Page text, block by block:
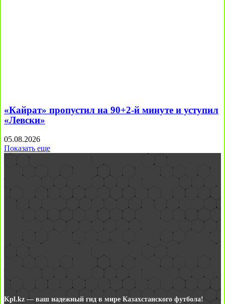
«Кайрат» пропустил на 90+2-й минуте и уступил
«Левски»
05.08.2026
Показать еще
Kpl.kz — ваш надежный гид в мире Казахстанского футбола!